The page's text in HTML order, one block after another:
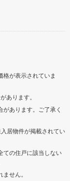
が表示されていま
あります。
あります。ご了承く
居物件が掲載されてい
ての住戸に該当しない
せん。